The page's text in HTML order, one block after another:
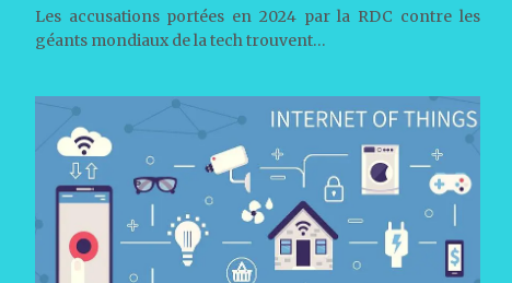
Les accusations portées en 2024 par la RDC contre les
géants mondiaux de la tech trouvent…